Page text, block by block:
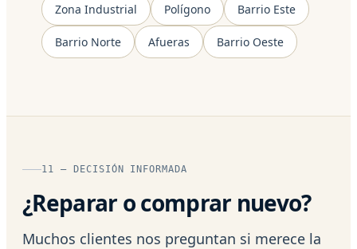
Zona Industrial Polígono Barrio Este
Barrio Norte Afueras Barrio Oeste
11 — DECISIÓN INFORMADA
¿Reparar o comprar nuevo?
Muchos clientes nos preguntan si merece la